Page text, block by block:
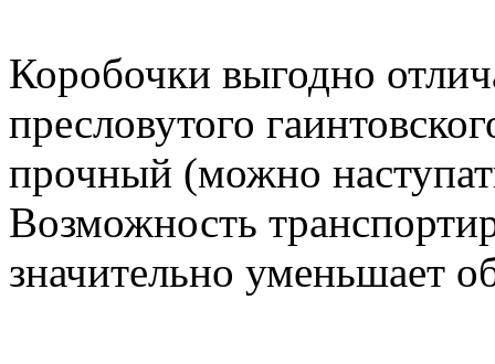
Коробочки выгодно
пресловутого
прочный (можно
Возможность
значительно уменьшает